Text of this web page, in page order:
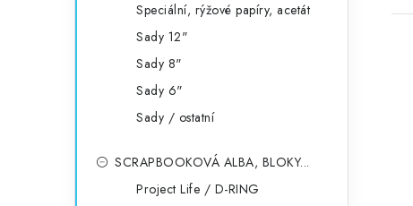
Speciální, rýžové papíry, acetát
Sady 12"
Sady 8"
Sady 6"
Sady / ostatní
SCRAPBOOKOVÁ ALBA, BLOKY...
Project Life / D-RING